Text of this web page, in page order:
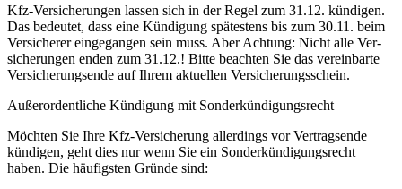
Kfz-Versicherungen lassen sich in der Regel zum 31.12. kündigen.
Das bedeutet, dass eine Kündigung spätestens bis zum 30.11. beim
Versicherer einge­gangen sein muss. Aber Achtung: Nicht alle Ver­
sicher­ungen enden zum 31.12.! Bitte beachten Sie das verein­barte
Ver­sicher­ungs­ende auf Ihrem aktuellen Versicherungs­schein.
Außerordentliche Kündigung mit Sonderkündigungsrecht
Möchten Sie Ihre Kfz-Versicherung aller­dings vor Vertrags­ende
kündigen, geht dies nur wenn Sie ein Sonder­kündigungs­recht
haben. Die häufigsten Gründe sind: